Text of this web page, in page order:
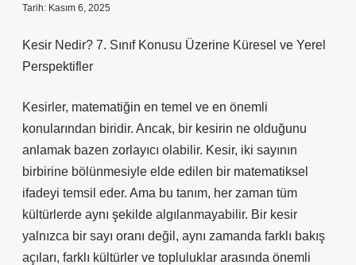
Tarih: Kasım 6, 2025
Kesir Nedir? 7. Sınıf Konusu Üzerine Küresel ve Yerel
Perspektifler
Kesirler, matematiğin en temel ve en önemli
konularından biridir. Ancak, bir kesirin ne olduğunu
anlamak bazen zorlayıcı olabilir. Kesir, iki sayının
birbirine bölünmesiyle elde edilen bir matematiksel
ifadeyi temsil eder. Ama bu tanım, her zaman tüm
kültürlerde aynı şekilde algılanmayabilir. Bir kesir
yalnızca bir sayı oranı değil, aynı zamanda farklı bakış
açıları, farklı kültürler ve topluluklar arasında önemli